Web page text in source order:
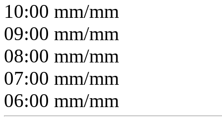
10:00 mm/mm
09:00 mm/mm
08:00 mm/mm
07:00 mm/mm
06:00 mm/mm